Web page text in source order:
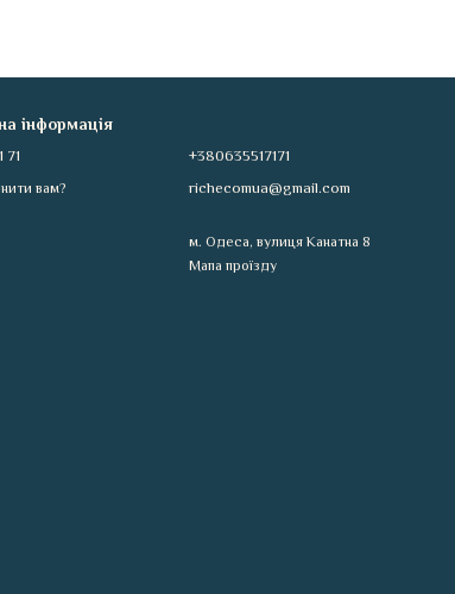
інформація
71
вам?
+380635517171
richecomua@gmail.com
м. Одеса, вулиця Канатна 8
Мапа проїзду